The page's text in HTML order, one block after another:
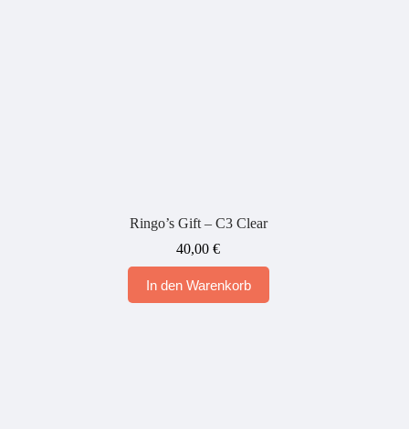
Ringo’s Gift – C3 Clear
40,00€
In den Warenkorb